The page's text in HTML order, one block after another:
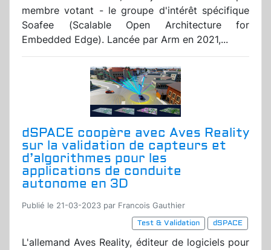
membre votant - le groupe d'intérêt spécifique
Soafee (Scalable Open Architecture for
Embedded Edge). Lancée par Arm en 2021,...
dSPACE coopère avec Aves Reality
sur la validation de capteurs et
d’algorithmes pour les
applications de conduite
autonome en 3D
Publié le 21-03-2023 par Francois Gauthier
Test & Validation
dSPACE
L'allemand Aves Reality, éditeur de logiciels pour